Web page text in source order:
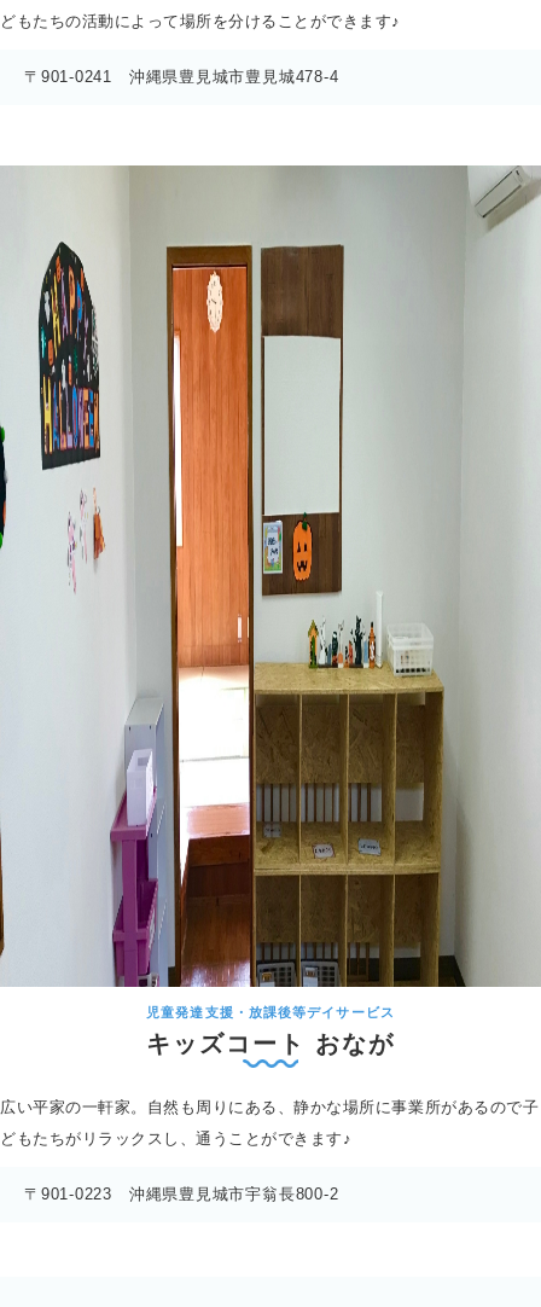
どもたちの活動によって場所を分けることができます♪
〒901-0241 沖縄県豊見城市豊見城478-4
児童発達支援・放課後等デイサービス
キッズコート おなが
広い平家の一軒家。自然も周りにある、静かな場所に事業所があるので子
どもたちがリラックスし、通うことができます♪
〒901-0223 沖縄県豊見城市宇翁長800-2